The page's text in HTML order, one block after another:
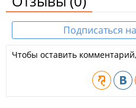
Подписаться
Чтобы оставить